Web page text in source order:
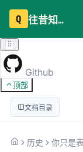
Q 往昔知识库
Github
顶部
文档目录
历史 你只是